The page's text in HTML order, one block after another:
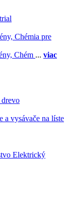
Chémia pre
Chém ... viac
drevo
a vysávače na líste
Elektrický